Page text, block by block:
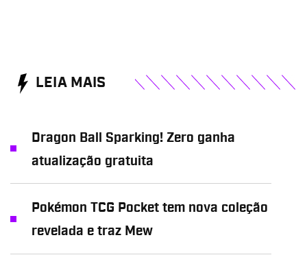
LEIA MAIS
Dragon Ball Sparking! Zero ganha
atualização gratuita
Pokémon TCG Pocket tem nova coleção
revelada e traz Mew